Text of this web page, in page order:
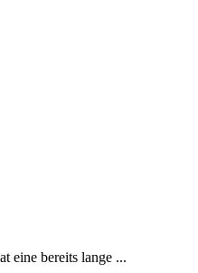
eine bereits lange ...